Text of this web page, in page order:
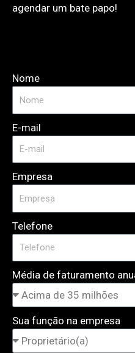
agendar um bate papo!
Nome
E-mail
Empresa
Telefone
Média de faturamento
Sua função na empresa